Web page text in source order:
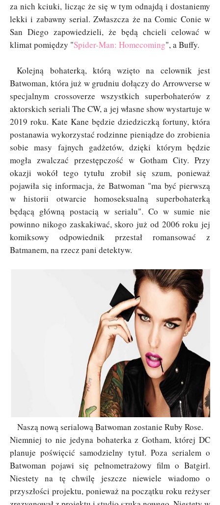
za nich kciuki, licząc że się w tym odnajdą i dostaniemy
lekki i zabawny serial. Zwłaszcza że na Comic Conie w
San Diego zapowiedzieli, że będą chcieli celować w
klimat pomiędzy "Spider-Man: Homecoming", a Buffy.
Kolejną bohaterką, którą wzięto na celownik jest
Batwoman, która już w grudniu dołączy do Arrowverse w
specjalnym crossoverze wszystkich superbohaterów z
aktorskich seriali The CW, a jej własne show wystartuje w
2019 roku. Kate Kane będzie dziedziczką fortuny, która
postanawia wykorzystać rodzinne pieniądze do zrobienia
sobie masy fajnych gadżetów, dzięki którym będzie
mogła zwalczać przestępczość w Gotham City. Przy
okazji wokół tego tytułu zrobił się szum, ponieważ
pojawiła się informacja, że Batwoman "ma być pierwszą
w historii otwarcie homoseksualną superbohaterką
będącą główną postacią w serialu". Co w sumie nie
powinno nikogo zaskakiwać, skoro już od 2006 roku jej
komiksowy odpowiednik przestał romansować z
Batmanem, na rzecz pani detektyw.
Naszą nową serialową Batwoman zostanie Ruby Rose.
Niemniej to nie jedyna bohaterka z Gotham, której DC
planuje poświęcić samodzielny tytuł. Poza serialem o
Batwoman pojawi się pełnometrażowy film o Batgirl.
Niestety na tę chwilę jeszcze niewiele wiadomo o
przyszłości projektu, ponieważ na początku roku reżyser